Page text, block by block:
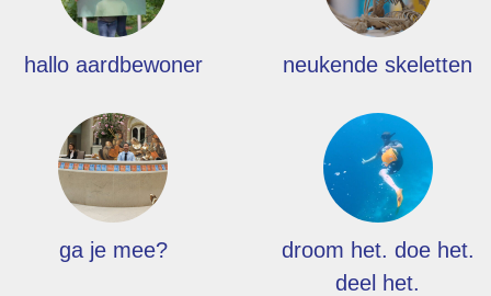
hallo aardbewoner neukende skeletten
ga je mee?
droom het. doe het.
deel het.